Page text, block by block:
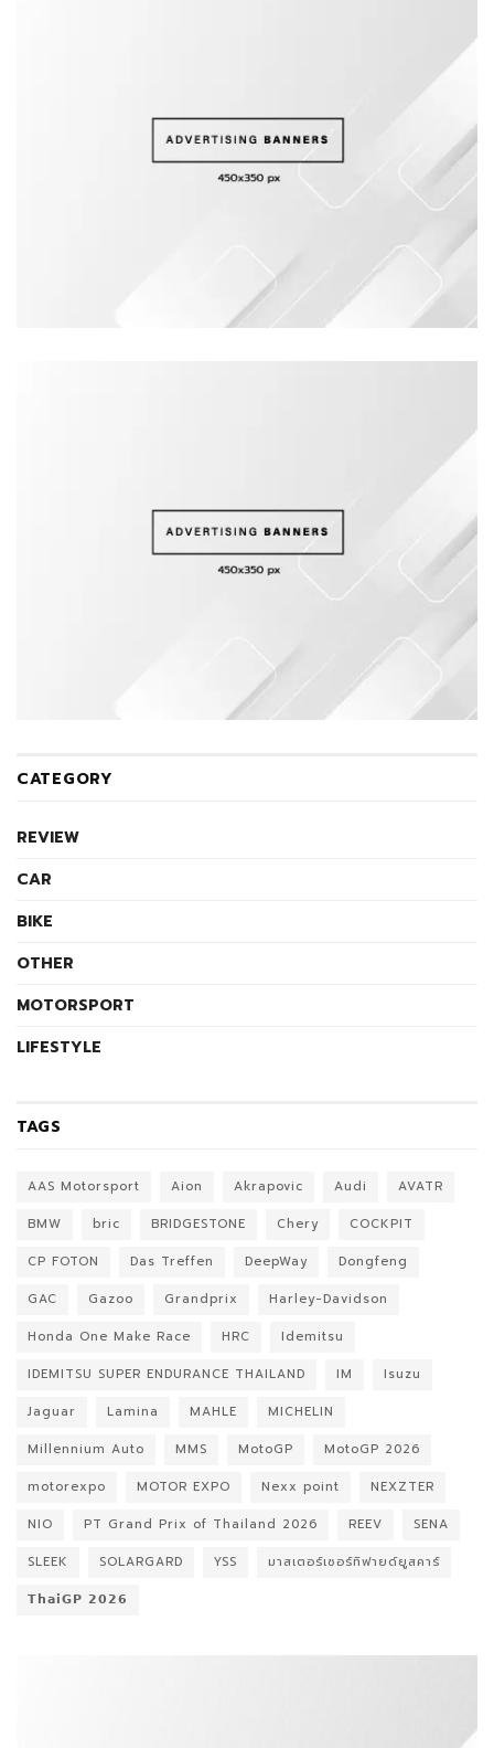
CATEGORY
REVIEW
CAR
BIKE
OTHER
MOTORSPORT
LIFESTYLE
TAGS
AAS Motorsport Aion Akrapovic Audi
AVATR
BMW
bric BRIDGESTONE Chery
COCKPIT
CP FOTON
Das Treffen DeepWay
Dongfeng
GAC
Gazoo Grandprix
Harley-Davidson
Honda One Make Race
HRC
Idemitsu
IDEMITSU SUPER ENDURANCE THAILAND
IM
Isuzu
Jaguar
Lamina MAHLE
MICHELIN
Millennium Auto
MMS MotoGP
MotoGP 2026
motorexpo
MOTOR EXPO Nexx point
NEXZTER
NIO
PT Grand Prix of Thailand 2026 REEV
SENA
SLEEK
SOLARGARD YSS
มาสเตอร์เซอร์ทิฟายด์ยูสคาร์
𝗧𝗵𝗮𝗶𝗚𝗣 𝟮𝟬𝟮𝟲